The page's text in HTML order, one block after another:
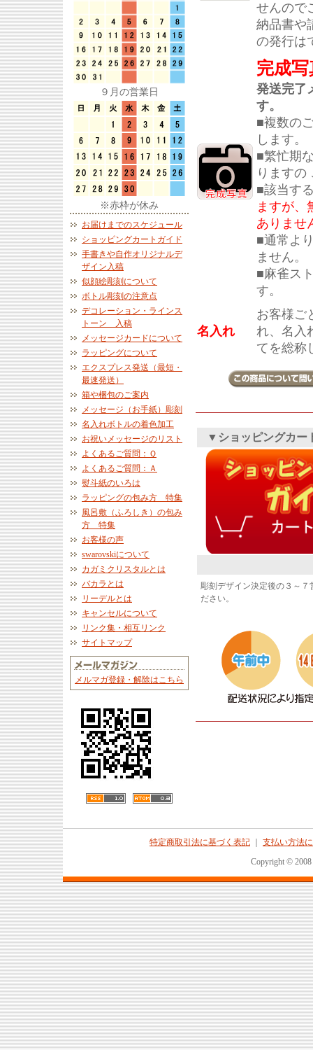
９月の営業日
※赤枠が休み
お届けまでのスケジュール
ショッピングカートガイド
手書きや自作オリジナルデ
ザイン入稿
似顔絵彫刻について
ボトル彫刻の注意点
デコレーション・ラインス
トーン 入稿
メッセージカードについて
ラッピングについて
エクスプレス発送（最短・
最速発送）
箱や梱包のご案内
メッセージ（お手紙）彫刻
名入れボトルの着色加工
お祝いメッセージのリスト
よくあるご質問：Ｑ
よくあるご質問：Ａ
熨斗紙のいろは
ラッピングの包み方 特集
風呂敷（ふろしき）の包み
方 特集
お客様の声
swarovskiについて
カガミクリスタルとは
バカラとは
リーデルとは
キャンセルについて
リンク集・相互リンク
サイトマップ
メルマガ登録・解除はこちら
せんので
納品書や
の発行は
完成
発送完了
す。
■複数の
します。
■繁忙期
りますの
■該当す
ますが、
ありませ
■通常よ
ません。
■麻雀ス
す。
名入れ
お客様ご
れ、名入
てを総称
▼ショッピングカー
彫刻デザイン決定後の３～
ださい。
特定商取引法に基づく表記
支払い方法
Copyright © 2008